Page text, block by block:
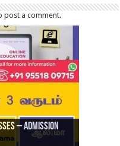
post a comment.
– Admission
– BA Arabic
Al Hajiri
Riyadh